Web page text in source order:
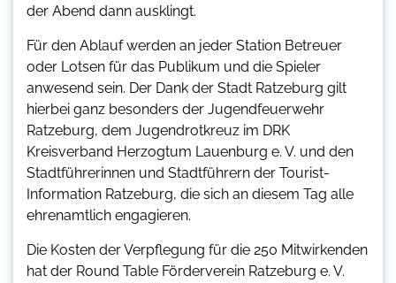
der Abend dann ausklingt.
Für den Ablauf werden an jeder Station Betreuer
oder Lotsen für das Publikum und die Spieler
anwesend sein. Der Dank der Stadt Ratzeburg gilt
hierbei ganz besonders der Jugendfeuerwehr
Ratzeburg, dem Jugendrotkreuz im DRK
Kreisverband Herzogtum Lauenburg e. V. und den
Stadtführerinnen und Stadtführern der Tourist-
Information Ratzeburg, die sich an diesem Tag alle
ehrenamtlich engagieren.
Die Kosten der Verpflegung für die 250 Mitwirkenden
hat der Round Table Förderverein Ratzeburg e. V.